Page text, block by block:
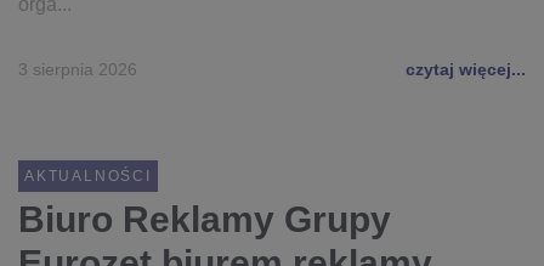
orga...
3 sierpnia 2026 czytaj więcej...
AKTUALNOŚCI
Biuro Reklamy Grupy